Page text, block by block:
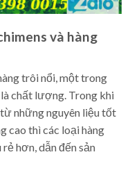
và hàng
trôi nổi, một trong
chất lượng. Trong khi
những nguyên liệu tốt
cao thì các loại hàng
hơn, dẫn đến sản